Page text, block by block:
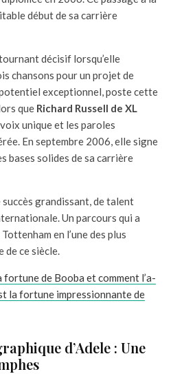
début de sa carrière
décisif lorsqu’elle
chansons pour un projet de
exceptionnel, poste cette
que Richard Russell de XL
unique et les paroles
En septembre 2006, elle signe
bases solides de sa carrière
grandissant, de talent
Un parcours qui a
en l’une des plus
de ce siècle.
fortune de Booba et comment l’a-
la fortune impressionnante de
d’Adele : Une